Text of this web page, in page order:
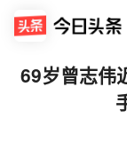
69岁曾志伟